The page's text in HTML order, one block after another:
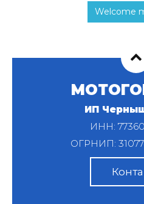
Welcome
ИП
ИНН:
ОГРНИП: